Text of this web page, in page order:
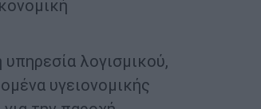
λογισμικού,
υγειονομικής